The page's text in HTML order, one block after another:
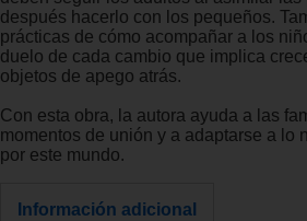
después hacerlo con los pequeños.
prácticas de cómo acompañar a los
duelo de cada cambio que implica
objetos de apego atrás.
Con esta obra, la autora ayuda a las
momentos de unión y a adaptarse a lo
por este mundo.
Información adicional